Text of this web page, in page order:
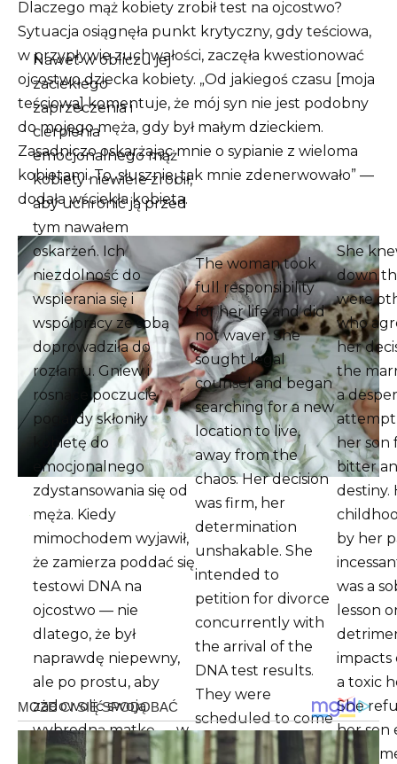
Dlaczego mąż kobiety zrobił test na ojcostwo?
Sytuacja osiągnęła punkt krytyczny, gdy teściowa,
w przypływie zuchwałości, zaczęła kwestionować
ojcostwo dziecka kobiety. „Od jakiegoś czasu [moja
teściowa] komentuje, że mój syn nie jest podobny
do mojego męża, gdy był małym dzieckiem.
Zasadniczo oskarżając mnie o sypianie z wieloma
kobietami. To, słusznie, tak mnie zdenerwowało” —
dodała wściekła kobieta.
Nawet w obliczu jej
zaciekłego
zaprzeczenia i
cierpienia
emocjonalnego mąż
kobiety niewiele zrobił,
aby uchronić ją przed
tym nawałem
oskarżeń. Ich
niezdolność do
wspierania się i
współpracy ze sobą
doprowadziła do
rozłamu. Gniew i
rosnące poczucie
pogardy skłoniły
kobietę do
emocjonalnego
zdystansowania się od
męża. Kiedy
mimochodem wyjawił,
że zamierza poddać się
testowi DNA na
ojcostwo — nie
dlatego, że był
naprawdę niepewny,
ale po prostu, aby
zadowolić swoją
wybredną matkę — w
końcu pękła. To
The woman took
full responsibility
for her life and did
not waver. She
sought legal
counsel and began
searching for a new
location to live,
away from the
chaos. Her decision
was firm, her
determination
unshakable. She
intended to
petition for divorce
concurrently with
the arrival of the
DNA test results.
They were
scheduled to come
in a couple of days.
She
down
were
who
her
the
a
attempt
her son
bitter
destiny.
by her
was a
lesson
impacts
a toxic
She
her son
the